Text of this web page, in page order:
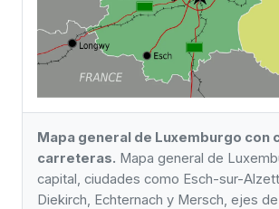
Mapa general de Luxemburgo con
carreteras. Mapa general de
capital, ciudades como Esch-sur-
Diekirch, Echternach y Mersch, ejes